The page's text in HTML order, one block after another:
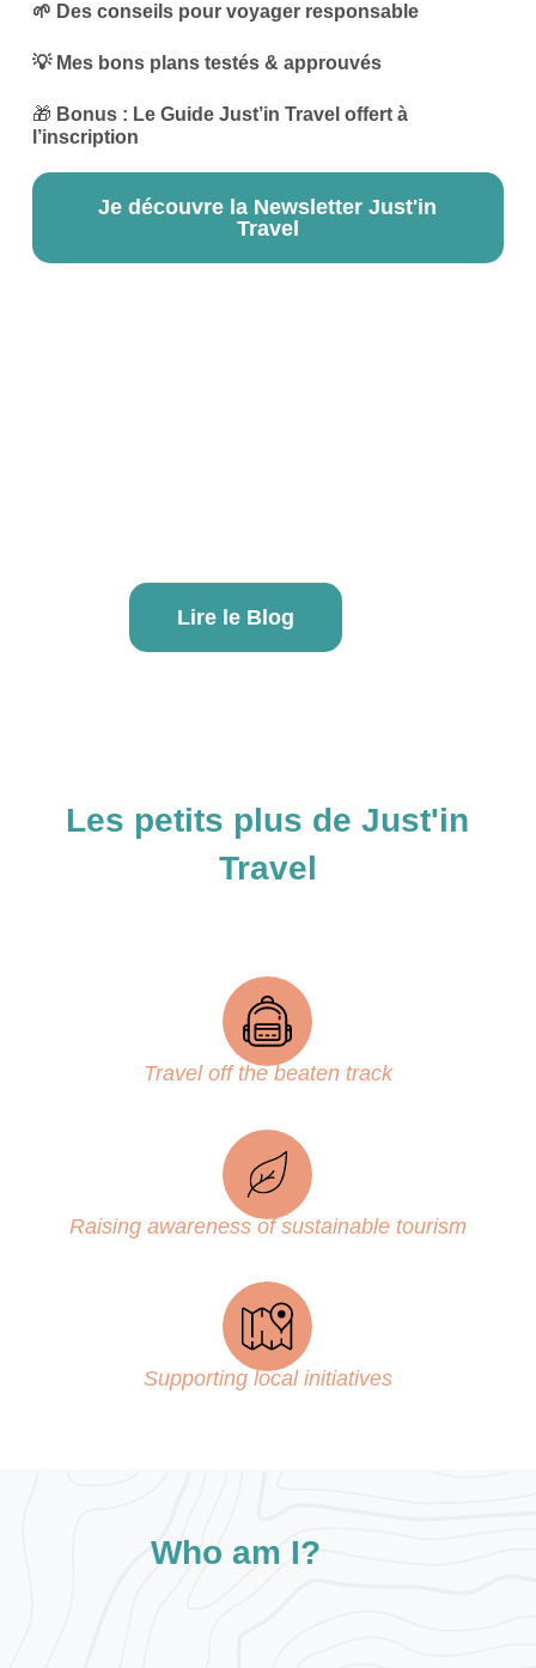
🌱 Des conseils pour voyager responsable
💡 Mes bons plans testés & approuvés
🎁 Bonus : Le Guide Just’in Travel offert à
l’inscription
Je découvre la Newsletter Just'in
Travel
Lire le Blog
Les petits plus de Just'in
Travel
Travel off the beaten track
Raising awareness of sustainable tourism
Supporting local initiatives
Who am I?